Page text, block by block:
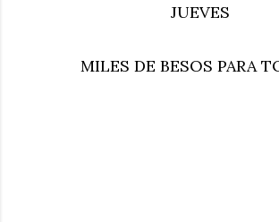
JUEVES
MILES DE BESOS PARA